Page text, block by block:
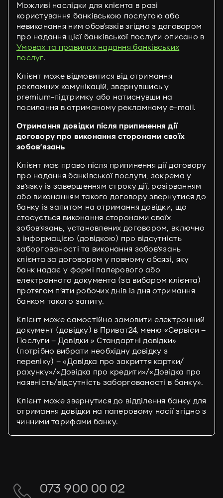
Можливі наслідки для клієнта в разі
користування банківською послугою або
невиконання ним обов'язків згідно з договором
про надання цієї банківської послуги описано в
Умовах та правилах надання банківських
послуг.
Клієнт може відмовитися від отримання
рекламних комунікацій, звернувшись у
premium-підтримку або натиснувши на
посилання в отриманому рекламному e-mail.
Отримання довідки після припинення дії
договору про виконання сторонами своїх
зобов’язань
Клієнт має право після припинення дії договору
про надання банківської послуги, зокрема у
зв’язку із завершенням строку дії, розірванням
або виконанням такого договору звернутися до
банку із запитом на отримання довідки, що
стосується виконання сторонами своїх
зобов’язань, установлених договором, включно
з інформацією (довідкою) про відсутність
заборгованості та виконання зобов’язань
клієнта за договором у повному обсязі, яку
банк надає у формі паперового або
електронного документа (за вибором клієнта)
протягом п’яти робочих днів із дня отримання
банком такого запиту.
Клієнт може самостійно замовити електронний
документ (довідку) в Приват24, меню «Сервіси –
Послуги – Довідки » Стандартні довідки»
(потрібно вибрати необхідну довідку з
переліку) – «Довідка про закриття картки/
рахунку»/«Довідка про кредити»/«Довідка про
наявність/відсутність заборгованості в банку».
Клієнт може звернутися до відділення банку для
отримання довідки на паперовому носії згідно з
чинними тарифами банку.
073 900 00 02